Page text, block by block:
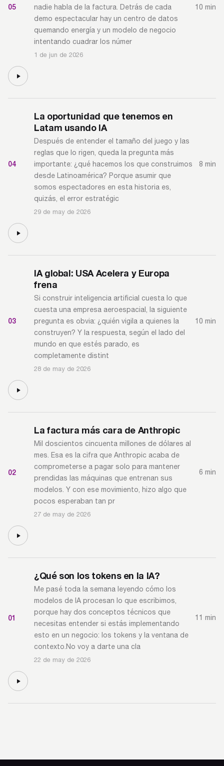
05
nadie habla de la factura. Detrás de cada
demo espectacular hay un centro de datos
quemando energía y un modelo de negocio
intentando cuadrar los númer
1 de jun de 2026
10 min
04
La oportunidad que tenemos en
Latam usando IA
Después de entender el tamaño del juego y las
reglas que lo rigen, queda la pregunta más
importante: ¿qué hacemos los que construimos
desde Latinoamérica? Porque asumir que
somos espectadores en esta historia es,
quizás, el error estratégic
29 de may de 2026
8 min
03
IA global: USA Acelera y Europa
frena
Si construir inteligencia artificial cuesta lo que
cuesta una empresa aeroespacial, la siguiente
pregunta es obvia: ¿quién vigila a quienes la
construyen? Y la respuesta, según el lado del
mundo en que estés parado, es
completamente distint
28 de may de 2026
10 min
02
La factura más cara de Anthropic
Mil doscientos cincuenta millones de dólares al
mes. Esa es la cifra que Anthropic acaba de
comprometerse a pagar solo para mantener
prendidas las máquinas que entrenan sus
modelos. Y con ese movimiento, hizo algo que
pocos esperaban tan pr
27 de may de 2026
6 min
01
¿Qué son los tokens en la IA?
Me pasé toda la semana leyendo cómo los
modelos de IA procesan lo que escribimos,
porque hay dos conceptos técnicos que
necesitas entender si estás implementando
esto en un negocio: los tokens y la ventana de
contexto.No voy a darte una cla
22 de may de 2026
11 min